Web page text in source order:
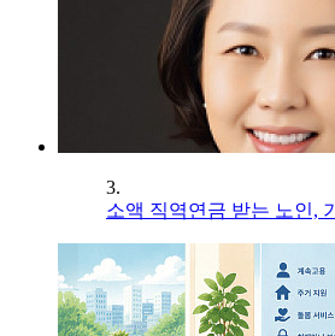
3.
소액 직역연금 받는 노인,